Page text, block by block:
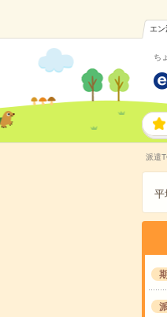
エン
ち
派遣
平